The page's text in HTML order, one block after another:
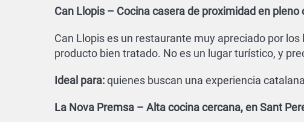
Can Llopis – Cocina casera de proximidad en pleno
Can Llopis es un restaurante muy apreciado por
producto bien tratado. No es un lugar turístico, y
Ideal para:quienes buscan una experiencia
La Nova Premsa – Alta cocina cercana, en Sant